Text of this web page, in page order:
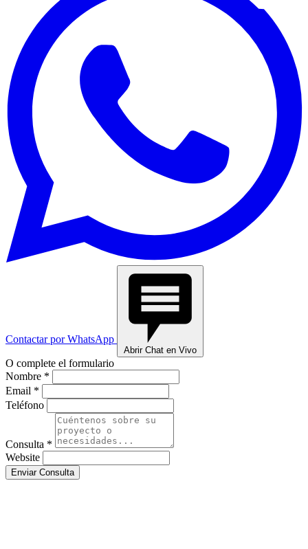
Contactar por WhatsApp
Abrir Chat en Vivo
O complete el formulario
Nombre *
Email *
Teléfono
Consulta *
Website
Enviar Consulta